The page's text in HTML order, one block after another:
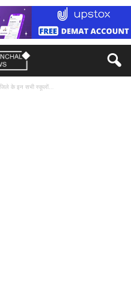
के इन सभी स्कूलों...